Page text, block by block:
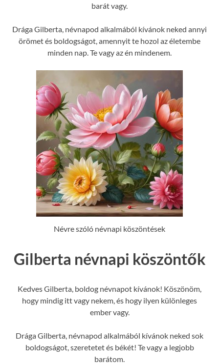
barát vagy.
Drága Gilberta, névnapod alkalmából kívánok neked annyi
örömet és boldogságot, amennyit te hozol az életembe
minden nap. Te vagy az én mindenem.
Névre szóló névnapi köszöntések
Gilberta névnapi köszöntők
Kedves Gilberta, boldog névnapot kívánok! Köszönöm,
hogy mindig itt vagy nekem, és hogy ilyen különleges
ember vagy.
Drága Gilberta, névnapod alkalmából kívánok neked sok
boldogságot, szeretetet és békét! Te vagy a legjobb
barátom.